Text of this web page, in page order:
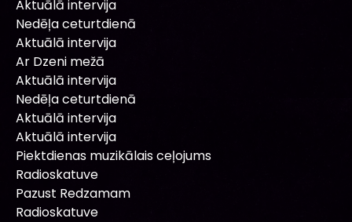
Aktuālā intervija
Nedēļa ceturtdienā
Aktuālā intervija
Ar Dzeni mežā
Aktuālā intervija
Nedēļa ceturtdienā
Aktuālā intervija
Aktuālā intervija
Piektdienas muzikālais ceļojums
Radioskatuve
Pazust Redzamam
Radioskatuve